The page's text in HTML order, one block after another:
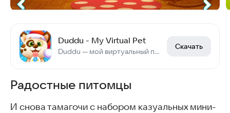
Duddu - My Virtual Pet
Duddu — мой виртуальный питомец
Скачать
Радостные питомцы
И снова тамагочи с набором казуальных мини-